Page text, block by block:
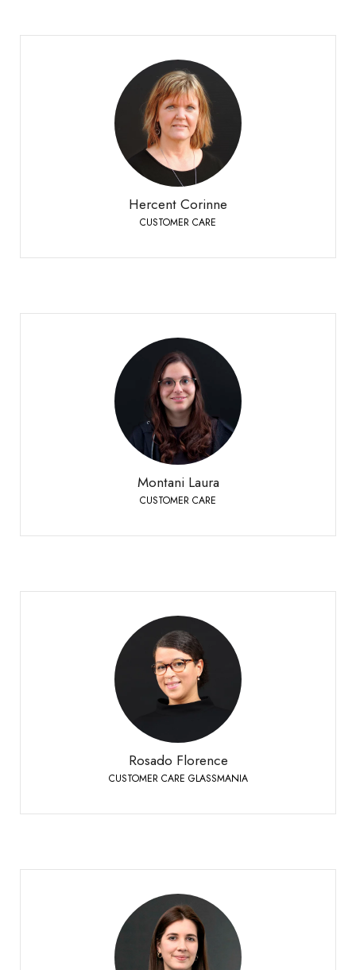
Hercent Corinne
CUSTOMER CARE
Hercent Corinne
CUSTOMER CARE
Bioley-Orjulaz
Telefon:
+41 21 977 20 00
Montani Laura
CUSTOMER CARE
Montani Laura
CUSTOMER CARE
Siders
Telefon:
+41 27 451 25 25
Rosado Florence
CUSTOMER CARE GLASSMANIA
Rosado Florence
CUSTOMER CARE GLASSMANIA
Siders
Telefon:
+41 27 451 25 40
Zenklusen Larissa
OPERATIVE VERKAUFSKOORDINATION
Siders